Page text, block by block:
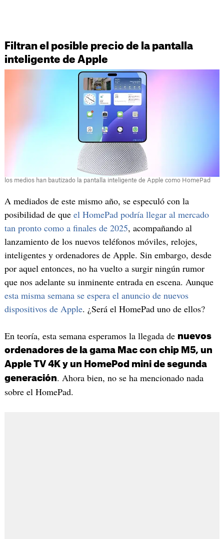
Filtran el posible precio de la pantalla
inteligente de Apple
los medios han bautizado la pantalla inteligente de Apple como HomePad
A mediados de este mismo año, se especuló con la
posibilidad de que el HomePad podría llegar al mercado
tan pronto como a finales de 2025, acompañando al
lanzamiento de los nuevos teléfonos móviles, relojes,
inteligentes y ordenadores de Apple. Sin embargo, desde
por aquel entonces, no ha vuelto a surgir ningún rumor
que nos adelante su inminente entrada en escena. Aunque
esta misma semana se espera el anuncio de nuevos
dispositivos de Apple. ¿Será el HomePad uno de ellos?
En teoría, esta semana esperamos la llegada de nuevos
ordenadores de la gama Mac con chip M5, un
Apple TV 4K y un HomePod mini de segunda
generación. Ahora bien, no se ha mencionado nada
sobre el HomePad.